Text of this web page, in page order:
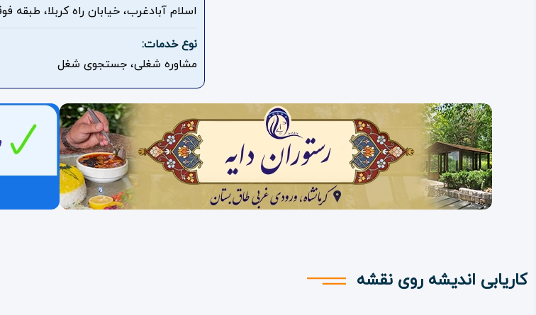
اسلام آبادغرب، خیابان راه کربلا، طبقه
نوع خدمات:
مشاوره شغلی، جستجوی شغل
کاریابی اندیشه روی نقشه